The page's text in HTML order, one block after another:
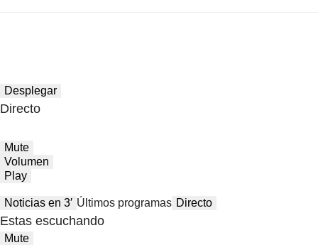
Desplegar
Directo
Mute
Volumen
Play
Noticias en 3′ Últimos programas Directo
Estas escuchando
Mute